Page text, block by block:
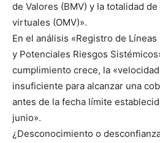
de Valores (BMV) y la totalidad
virtuales (OMV)».
En el análisis «Registro de
y Potenciales Riesgos
cumplimiento crece, la
insuficiente para alcanzar una
antes de la fecha límite
junio».
¿Desconocimiento o